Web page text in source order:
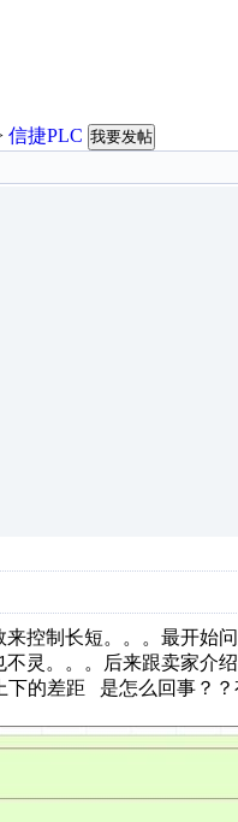
信捷PLC 我要发帖
控制长短。。。最开始
灵。。。后来跟卖家介
下的差距 是怎么回事？